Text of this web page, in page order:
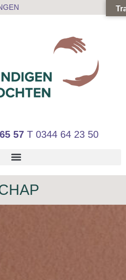
57 T 0344 64 23 50